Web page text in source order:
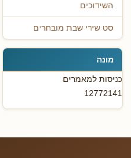
השידוכים
סט שירי שבת מובחרים
מונה
כניסות למאמרים
12772141